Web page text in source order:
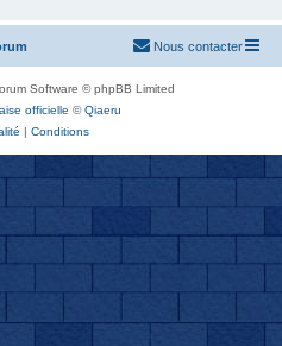
Nous contacter
Software © phpBB Limited
officielle ©Qiaeru
| Conditions